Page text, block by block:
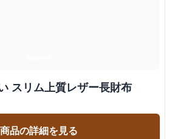
スリム上質レザー長財布
商品の詳細を見る